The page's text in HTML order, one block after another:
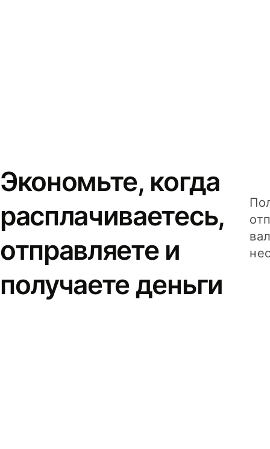
Экономьте, когда
расплачиваетесь,
отправляете и
получаете деньги